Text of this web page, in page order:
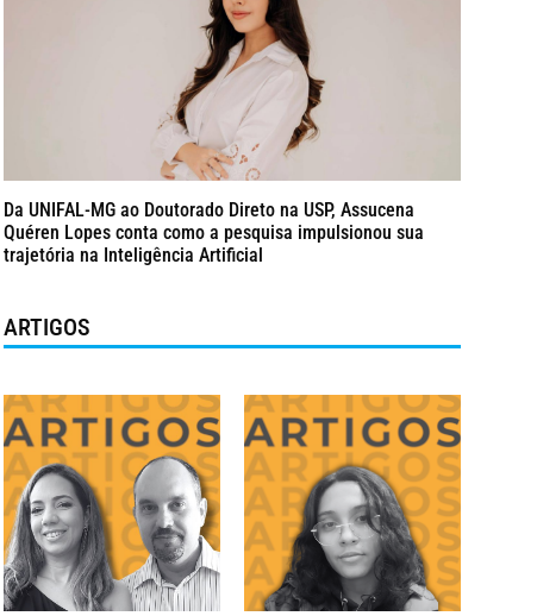
Da UNIFAL-MG ao Doutorado Direto na USP, Assucena
Quéren Lopes conta como a pesquisa impulsionou sua
trajetória na Inteligência Artificial
ARTIGOS